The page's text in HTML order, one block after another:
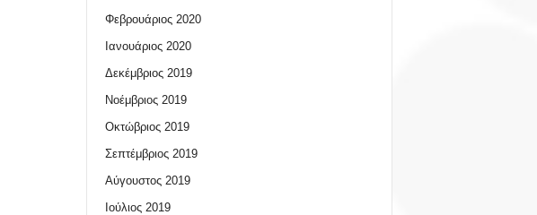
Φεβρουάριος 2020
Ιανουάριος 2020
Δεκέμβριος 2019
Νοέμβριος 2019
Οκτώβριος 2019
Σεπτέμβριος 2019
Αύγουστος 2019
Ιούλιος 2019